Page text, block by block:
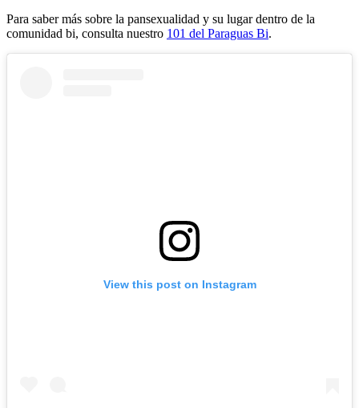
Para saber más sobre la pansexualidad y su lugar dentro de la
comunidad bi, consulta nuestro 101 del Paraguas Bi.
View this post on Instagram